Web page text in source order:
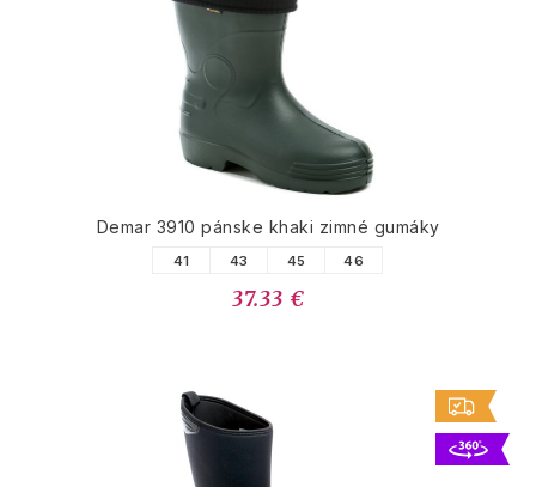
Demar 3910 pánske khaki zimné gumáky
41 43 45 46
37.33 €